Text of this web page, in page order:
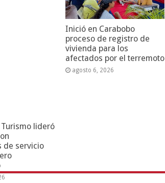
Inició en Carabobo
proceso de registro de
vivienda para los
afectados por el terremoto
agosto 6, 2026
lideró
de servicio